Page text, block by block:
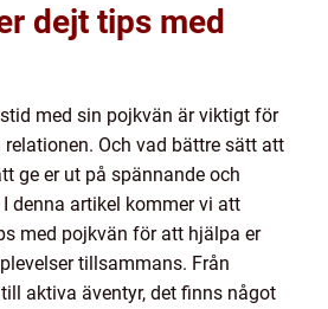
dejt tips med
med sin pojkvän är viktigt för
Och vad bättre sätt att
ge er ut på spännande och
denna artikel kommer vi att
med pojkvän för att hjälpa er
tillsammans. Från
aktiva äventyr, det finns något